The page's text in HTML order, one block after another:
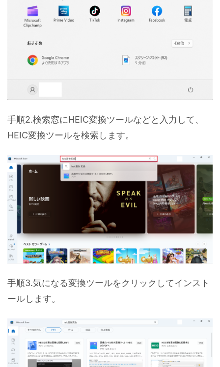
手順2.検索窓にHEIC変換ツールなどと入力して、
HEIC変換ツールを検索します。
手順3.気になる変換ツールをクリックしてインスト
ールします。